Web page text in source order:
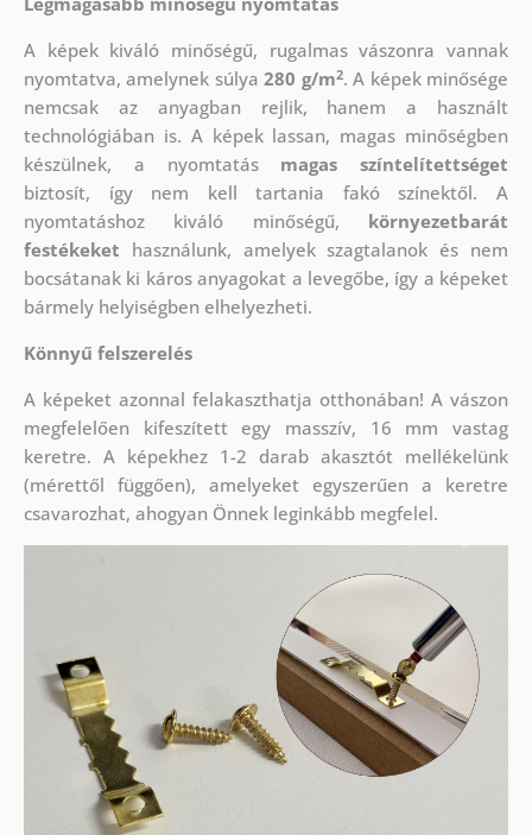
A képek kiváló minőségű, rugalmas vászonra vannak
nyomtatva, amelynek súlya280 g/m2. A képek minősége
nemcsak az anyagban rejlik, hanem a használt
technológiában is. A képek lassan, magas minőségben
készülnek, a nyomtatás magas színtelítettséget
biztosít, így nem kell tartania fakó színektől. A
nyomtatáshoz kiváló minőségű, környezetbarát
festékeket használunk, amelyek szagtalanok és nem
bocsátanak ki káros anyagokat a levegőbe, így a képeket
bármely helyiségben elhelyezheti.
Könnyű felszerelés
A képeket azonnal felakaszthatja otthonában! A vászon
megfelelően kifeszített egy masszív, 16 mm vastag
keretre. A képekhez 1-2 darab akasztót mellékelünk
(mérettől függően), amelyeket egyszerűen a keretre
csavarozhat, ahogyan Önnek leginkább megfelel.